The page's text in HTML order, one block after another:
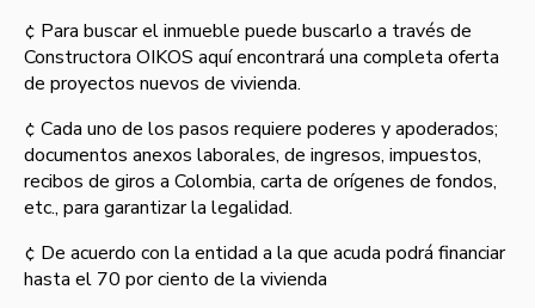
¢ Para buscar el inmueble puede buscarlo a través de
Constructora OIKOS aquí­ encontrará una completa oferta
de proyectos nuevos de vivienda.
¢ Cada uno de los pasos requiere poderes y apoderados;
documentos anexos laborales, de ingresos, impuestos,
recibos de giros a Colombia, carta de orí­genes de fondos,
etc., para garantizar la legalidad.
¢ De acuerdo con la entidad a la que acuda podrá financiar
hasta el 70 por ciento de la vivienda